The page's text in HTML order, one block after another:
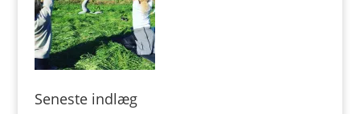
Seneste indlæg